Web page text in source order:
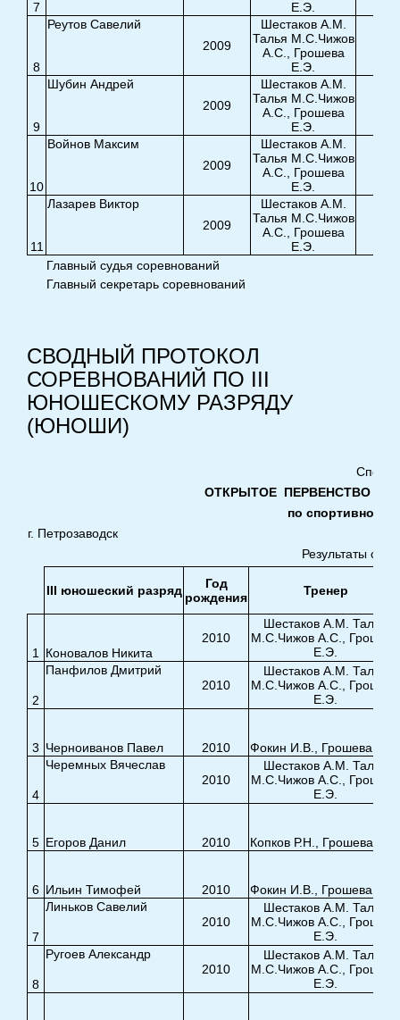
7
Е.Э.
8
Реутов Савелий
2009
Шестаков А.М.
Талья М.С.Чижов
А.С., Грошева
Е.Э.
9
Шубин Андрей
2009
Шестаков А.М.
Талья М.С.Чижов
А.С., Грошева
Е.Э.
10
Войнов Максим
2009
Шестаков А.М.
Талья М.С.Чижов
А.С., Грошева
Е.Э.
11
Лазарев Виктор
2009
Шестаков А.М.
Талья М.С.Чижов
А.С., Грошева
Е.Э.
Главный судья соревнований
Главный секретарь соревнований
СВОДНЫЙ ПРОТОКОЛ
СОРЕВНОВАНИЙ ПО III
ЮНОШЕСКОМУ РАЗРЯДУ
(ЮНОШИ)
ОТКРЫТОЕ ПЕРВЕНСТВО
по спортивной
г. Петрозаводск
Результаты
III юношеский разряд
Год
рождения
Тренер
1 Коновалов Никита
2010
Шестаков А.М. Талья
М.С.Чижов А.С., Грошева
Е.Э.
2
Панфилов Дмитрий
2010
Шестаков А.М. Талья
М.С.Чижов А.С., Грошева
Е.Э.
3 Черноиванов Павел 2010 Фокин И.В., Грошева Е.Э.
4
Черемных Вячеслав
2010
Шестаков А.М. Талья
М.С.Чижов А.С., Грошева
Е.Э.
5 Егоров Данил 2010 Копков Р.Н., Грошева Е.Э.
6 Ильин Тимофей 2010 Фокин И.В., Грошева Е.Э.
7
Линьков Савелий
2010
Шестаков А.М. Талья
М.С.Чижов А.С., Грошева
Е.Э.
8
Ругоев Александр
2010
Шестаков А.М. Талья
М.С.Чижов А.С., Грошева
Е.Э.